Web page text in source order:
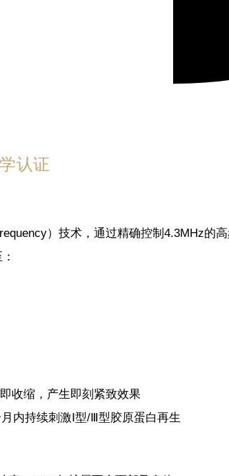
认证
）技术，通过精确控制4.3MHz的
收缩，产生即刻紧致效果
内持续刺激Ⅰ型/Ⅲ型胶原蛋白再生